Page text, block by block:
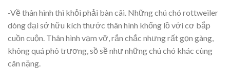
-Về thân hình thì khỏi phải bàn cãi. Những chú chó rottweiler
dòng đại sở hữu kích thước thân hình khổng lồ với cơ bắp
cuồn cuộn. Thân hình vạm vỡ, rắn chắc nhưng rất gọn gàng,
không quá phô trương, sồ sề như những chú chó khác cùng
cân nặng.